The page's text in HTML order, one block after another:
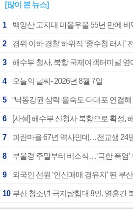
[많이 본 뉴스]
1 백양산 고지대 마을우물 55년 만에 바
2 경위 이하 경찰 하위직 ‘중수청 러시’
3 해수부 청사, 북항 국제여객터미널 옆
4 오늘의 날씨- 2026년 8월 7일
5 “낙동강권 삼락·을숙도·다대포 연결
6 [사설] 해수부 신청사 북항으로 확정,
7 피란마을 67년 역사인데…전교생 24
8 부울경 주말부터 비소식…‘극한 폭염’
9 외국인 선원 ‘인신매매 경유지’ 된 부
10 부산 청소년 극지탐험대 8인, 열흘간